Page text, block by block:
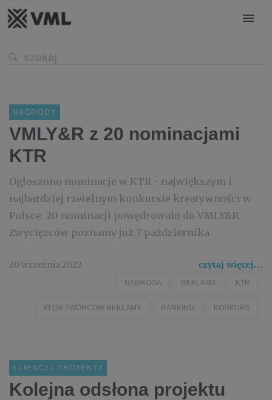
NAGRODY
VMLY&R z 20 nominacjami
KTR
Ogłoszono nominacje w KTR - największym i
najbardziej rzetelnym konkursie kreatywności w
Polsce. 20 nominacji powędrowało do VMLY&R.
Zwycięzców poznamy już 7 października.
20 września 2022 czytaj więcej...
NAGRODA REKLAMA KTR
KLUB TWÓRCÓW REKLAMY RANKING KONKURS
KLIENCI I PROJEKTY
Kolejna odsłona projektu